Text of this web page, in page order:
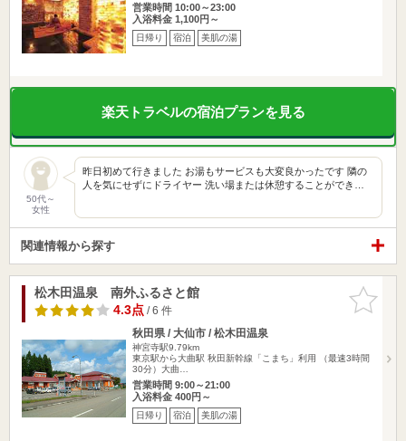
営業時間 10:00～23:00
入浴料金 1,100円～
日帰り 宿泊 美肌の湯
楽天トラベルの宿泊プランを見る
50代～
女性
昨日初めて行きました お湯もサービスも大変良かったです 隣の
人を気にせずにドライヤー 洗い場または休憩することができ…
関連情報から探す
お気に入
りに追加
松木田温泉 南外ふるさと館
4.3点/ 6 件
秋田県 / 大仙市 / 松木田温泉
神宮寺駅9.79km
東京駅から大曲駅 秋田新幹線「こまち」利用 （最速3時間
30分）大曲…
営業時間 9:00～21:00
入浴料金 400円～
日帰り 宿泊 美肌の湯